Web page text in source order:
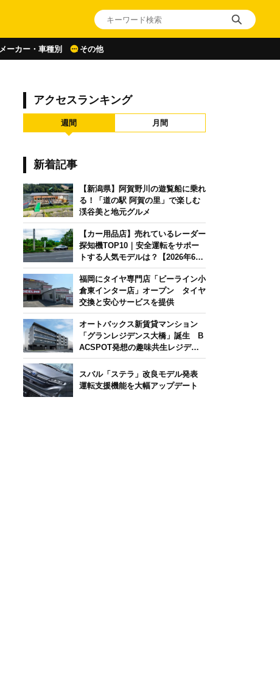
メーカー・車種別 その他
アクセスランキング
週間 月間
新着記事
【新潟県】阿賀野川の遊覧船に乗れ
る！「道の駅 阿賀の里」で楽しむ
渓谷美と地元グルメ
【カー用品店】売れているレーダー
探知機TOP10｜安全運転をサポー
トする人気モデルは？【2026年6月
版】
福岡にタイヤ専門店「ビーライン小
倉東インター店」オープン タイヤ
交換と安心サービスを提供
オートバックス新賃貸マンション
「グランレジデンス大橋」誕生 B
ACSPOT発想の趣味共生レジデン
ス
スバル「ステラ」改良モデル発表
運転支援機能を大幅アップデート